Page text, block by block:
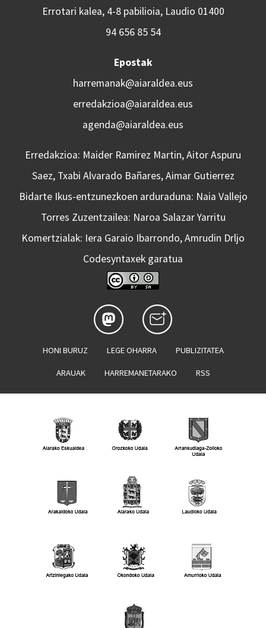
Errotari kalea, 4-8 pabilioia, Laudio 01400
94 656 85 54
Epostak
harremanak@aiaraldea.eus
erredakzioa@aiaraldea.eus
agenda@aiaraldea.eus
Erredakzioa: Maider Ramirez Martin, Aitor Aspuru
Saez, Txabi Alvarado Bañares, Aimar Gutierrez
Bidarte Ikus-entzunezkoen arduraduna: Naia Vallejo
Torres Zuzentzailea: Naroa Salazar Yarritu
Komertzialak: Iera Garaio Ibarrondo, Amrudin Drljo
Codesyntaxek garatua
HONI BURUZ LEGE OHARRA PUBLIZITATEA
ARAUAK HARREMANETARAKO RSS